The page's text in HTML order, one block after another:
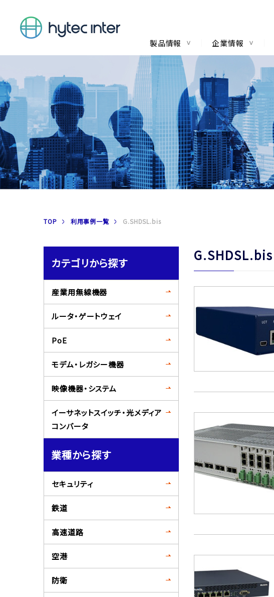
製品情報 企業情報
TOP 利用事例一覧 G.SHDSL.bis
カテゴリから探す
産業用無線機器
ルータ・ゲートウェイ
PoE
モデム・レガシー機器
映像機器・システム
イーサネットスイッチ・光メディア
コンバータ
業種から探す
セキュリティ
鉄道
高速道路
空港
防衛
G.SHDSL.bis